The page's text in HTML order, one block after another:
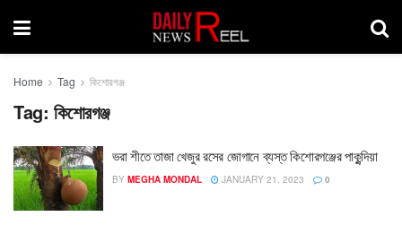
Home Tag কিশোরগঞ্জ
Tag: কিশোরগঞ্জ
ভরা শীতে তাজা খেজুর রসের জোগানে ব্যস্ত কিশোরগঞ্জের পাকুন্দিয়া
BY MEGHA MONDAL JANUARY 21, 2023 0